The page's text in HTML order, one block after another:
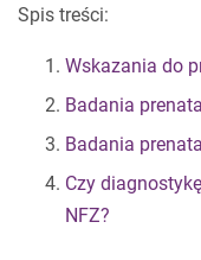
Spis treści:
Wskazania do
Badania
Badania
Czy
NFZ?